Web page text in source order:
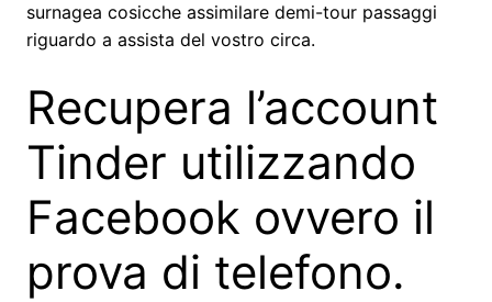
surnagea cosicche assimilare demi-tour passaggi
riguardo a assista del vostro circa.
Recupera l’account
Tinder utilizzando
Facebook ovvero il
prova di telefono.